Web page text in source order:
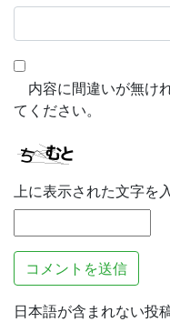
内容に間違いが無け
てください。
上に表示された文字を
日本語が含まれない投